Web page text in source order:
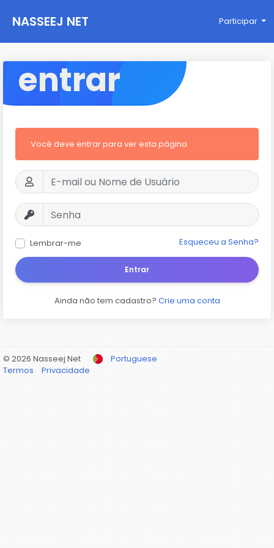
NASSEEJ NET Participar
entrar
Você deve entrar para ver esta página
Lembrar-me Esqueceu a Senha?
Entrar
Ainda não tem cadastro? Crie uma conta
© 2026 Nasseej Net
Portuguese
Termos
Privacidade